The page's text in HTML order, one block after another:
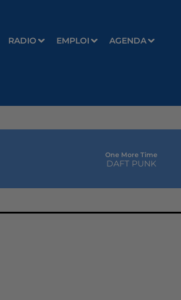
RADIO EMPLOI AGENDA
One More Time
DAFT PUNK